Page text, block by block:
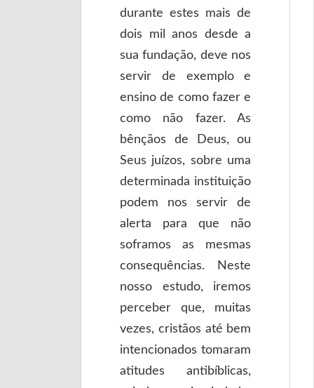
durante estes mais de
dois mil anos desde a
sua fundação, deve nos
servir de exemplo e
ensino de como fazer e
como não fazer. As
bênçãos de Deus, ou
Seus juízos, sobre uma
determinada instituição
podem nos servir de
alerta para que não
soframos as mesmas
consequências. Neste
nosso estudo, iremos
perceber que, muitas
vezes, cristãos até bem
intencionados tomaram
atitudes antibíblicas,